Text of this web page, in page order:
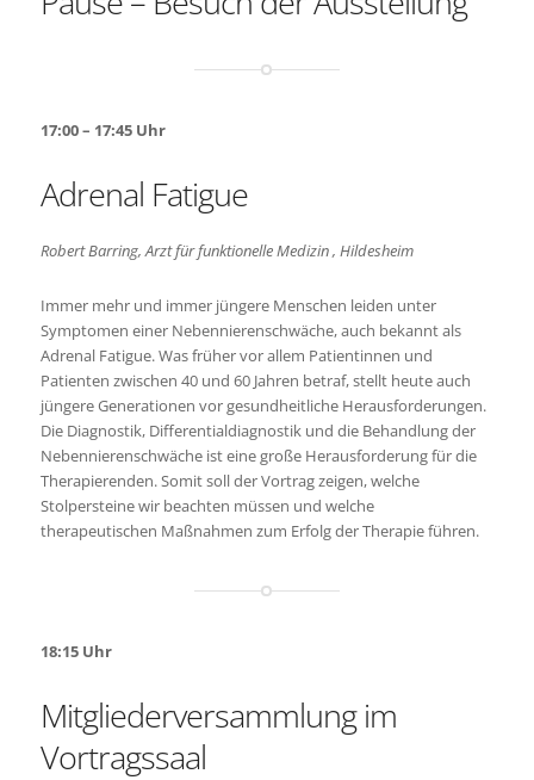
17:00 – 17:45 Uhr
Adrenal Fatigue
Robert Barring, Arzt für funktionelle Medizin , Hildesheim
Immer mehr und immer jüngere Menschen leiden unter
Symptomen einer Nebennierenschwäche, auch bekannt als
Adrenal Fatigue. Was früher vor allem Patientinnen und
Patienten zwischen 40 und 60 Jahren betraf, stellt heute auch
jüngere Generationen vor gesundheitliche Herausforderungen.
Die Diagnostik, Differentialdiagnostik und die Behandlung der
Nebennierenschwäche ist eine große Herausforderung für die
Therapierenden. Somit soll der Vortrag zeigen, welche
Stolpersteine wir beachten müssen und welche
therapeutischen Maßnahmen zum Erfolg der Therapie führen.
18:15 Uhr
Mitgliederversammlung im
Vortragssaal